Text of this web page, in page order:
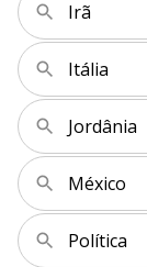
Irã
Itália
Jordânia
México
Política